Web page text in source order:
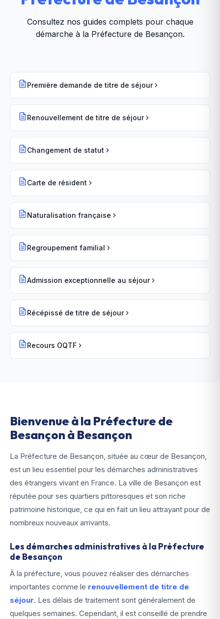
Consultez nos guides complets pour chaque
démarche à la Préfecture de Besançon.
Première demande de titre de séjour
Renouvellement de titre de séjour
Changement de statut
Carte de résident
Naturalisation française
Regroupement familial
Admission exceptionnelle au séjour
Récépissé de titre de séjour
Recours OQTF
Bienvenue à la Préfecture de
Besançon à Besançon
La Préfecture de Besançon, située au cœur de Besançon,
est un lieu essentiel pour les démarches administratives
des étrangers vivant en France. La ville de Besançon est
réputée pour ses quartiers pittoresques et son riche
patrimoine historique, ce qui en fait un lieu attrayant pour de
nombreux nouveaux arrivants.
Les démarches administratives à la Préfecture
de Besançon
À la préfecture, vous pouvez réaliser des démarches
importantes comme le renouvellement de titre de
séjour. Les délais de traitement sont généralement de
quelques semaines. Cependant, il est conseillé de prendre